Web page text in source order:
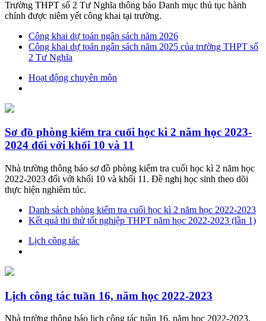
Trường THPT số 2 Tư Nghĩa thông báo Danh mục thủ tục hành
chính được niêm yết công khai tại trường.
Công khai dự toán ngân sách năm 2026
Công khai dự toán ngân sách năm 2025 của trường THPT số
2 Tư Nghĩa
Hoạt động chuyên môn
Sơ đồ phòng kiểm tra cuối học kì 2 năm học 2023-
2024 đối với khối 10 và 11
Nhà trường thông báo sơ đồ phòng kiểm tra cuối học kì 2 năm học
2022-2023 đối với khối 10 và khối 11. Đề nghị học sinh theo dõi
thực hiện nghiêm túc.
Danh sách phòng kiểm tra cuối học kì 2 năm học 2022-2023
Kết quả thi thử tốt nghiệp THPT năm học 2022-2023 (lần 1)
Lịch công tác
Lịch công tác tuần 16, năm học 2022-2023
Nhà trường thông báo lịch công tác tuần 16, năm học 2022-2023.